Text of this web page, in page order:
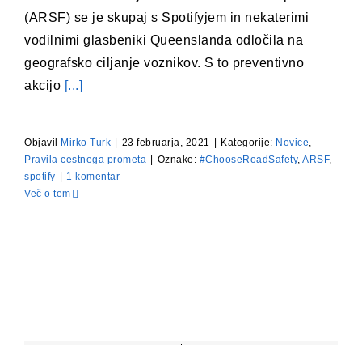
(ARSF) se je skupaj s Spotifyjem in nekaterimi
vodilnimi glasbeniki Queenslanda odločila na
geografsko ciljanje voznikov. S to preventivno
akcijo [...]
Objavil Mirko Turk 23 februarja, 2021 Kategorije: Novice,
Pravila cestnega prometa
Oznake: #ChooseRoadSafety, ARSF,
spotify
1 komentar
Več o tem